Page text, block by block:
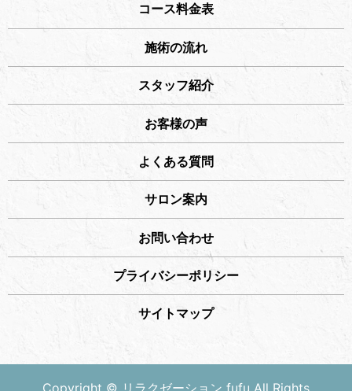
コース料金表
施術の流れ
スタッフ紹介
お客様の声
よくある質問
サロン案内
お問い合わせ
プライバシーポリシー
サイトマップ
Copyright © リラクゼーション fufu All Rights